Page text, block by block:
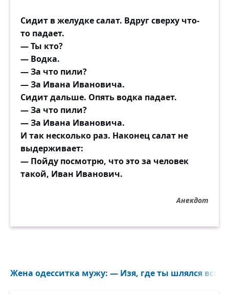
Сидит в желудке салат. Вдруг сверху что-
то падает.
— Ты кто?
— Водка.
— За что пили?
— За Ивана Ивановича.
Сидит дальше. Опять водка падает.
— За что пили?
— За Ивана Ивановича.
И так несколько раз. Наконец салат не
выдерживает:
— Пойду посмотрю, что это за человек
такой, Иван Иванович.
Анекдот
Жена одесситка мужу: — Изя, где ты шлялся всю